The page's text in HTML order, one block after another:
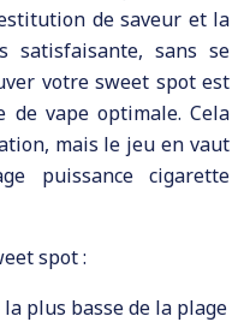
de saveur et la
satisfaisante, sans se
votre sweet spot est
de vape optimale. Cela
mais le jeu en vaut
puissance cigarette
spot :
plus basse de la plage